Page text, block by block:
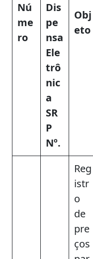
Nú
me
ro
Dis
pe
nsa
Ele
trô
nic
a
SR
P
Nº.
Obj
eto
Reg
istr
o
de
pre
ços